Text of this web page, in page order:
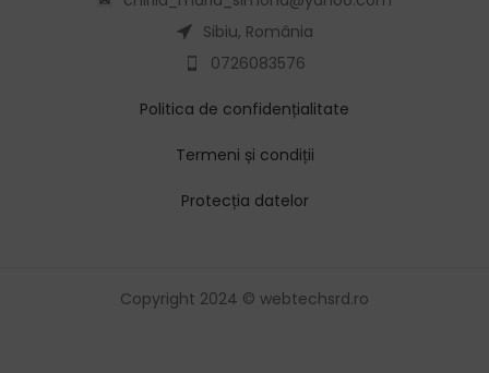
Sibiu, România
0726083576
Politica de confidențialitate
Termeni și condiții
Protecția datelor
Copyright 2024 © webtechsrd.ro